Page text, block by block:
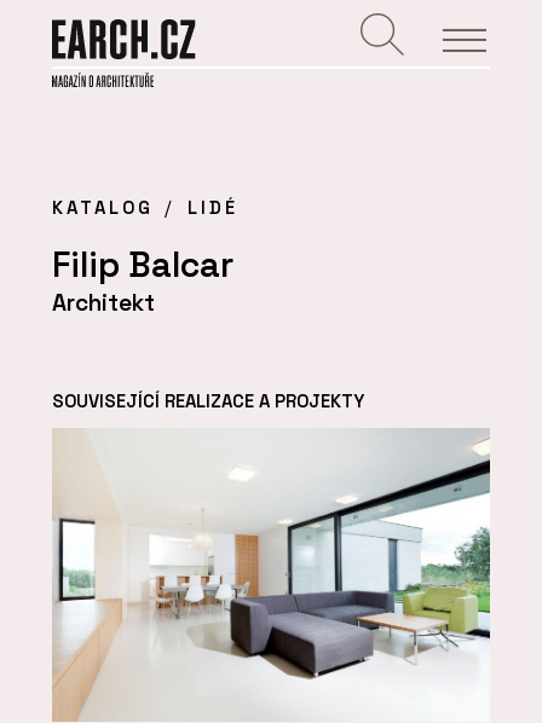
KATALOG LIDÉ
Filip Balcar
Architekt
SOUVISEJÍCÍ REALIZACE A PROJEKTY